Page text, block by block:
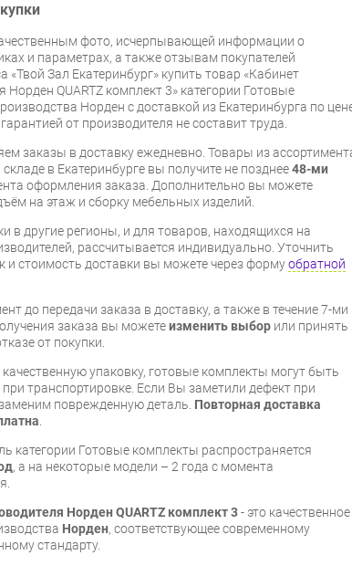
фото, исчерпывающей информации о
и параметрах, а также отзывам покупателей
«Твой Зал Екатеринбург» купить товар «Кабинет
Норден QUARTZ комплект 3» категории Готовые
Норден с доставкой из Екатеринбурга по
от производителя не составит труда.
заказы в доставку ежедневно. Товары из
в Екатеринбурге вы получите не позднее48-ми
оформления заказа. Дополнительно вы можете
на этаж и сборку мебельных изделий.
в другие регионы, и для товаров, находящихся на
рассчитывается индивидуально. Уточнить
и стоимость доставки вы можете через формуобратной
до передачи заказа в доставку, а также в течение 7-ми
заказа вы можетеизменить выбор или принять
от покупки.
упаковку, готовые комплекты могут быть
транспортировке. Если Вы заметили дефект при
поврежденную деталь. Повторная доставка
.
категории Готовые комплекты распространяется
, а на некоторые модели – 2 года с момента
Норден QUARTZ комплект 3- это качественное
Норден, соответствующее современному
стандарту.